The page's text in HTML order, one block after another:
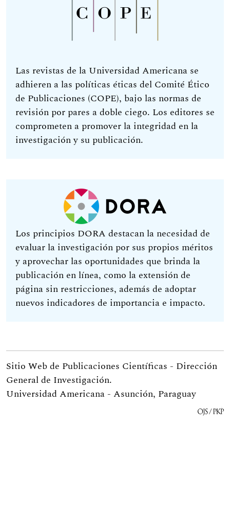
Las revistas de la Universidad Americana se
adhieren a las políticas éticas del Comité Ético
de Publicaciones (COPE), bajo las normas de
revisión por pares a doble ciego. Los editores se
comprometen a promover la integridad en la
investigación y su publicación.
Los principios DORA destacan la necesidad de
evaluar la investigación por sus propios méritos
y aprovechar las oportunidades que brinda la
publicación en línea, como la extensión de
página sin restricciones, además de adoptar
nuevos indicadores de importancia e impacto.
Sitio Web de Publicaciones Científicas - Dirección
General de Investigación.
Universidad Americana - Asunción, Paraguay